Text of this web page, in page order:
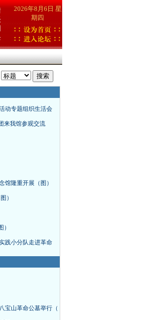
2026年8月6日 星
期四
动专题组织生活会
来我馆参观交流
馆隆重开展（图）
）
践小分队走进革命
宝山革命公墓举行（